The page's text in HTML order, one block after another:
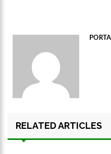
RELATED ARTICLES